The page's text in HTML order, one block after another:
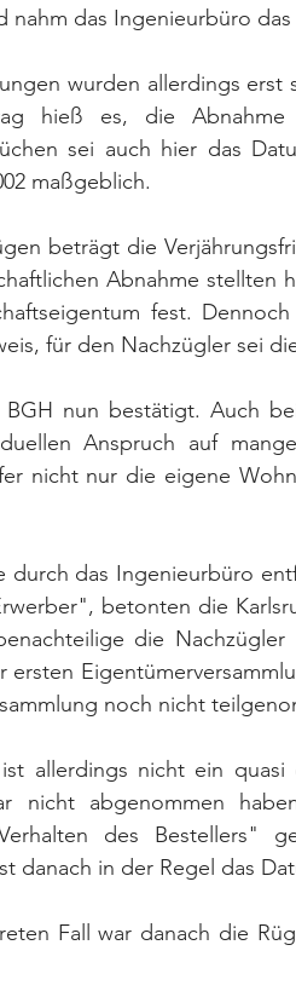
nahm das Ingenieurbüro
wurden allerdings erst
hieß es, die
sei auch hier das
maßgeblich.
beträgt die
Abnahme stellten
fest.
für den Nachzügler sei
nun bestätigt. Auch
Anspruch auf
nicht nur die eigene
durch das Ingenieurbüro
betonten die
die
ersten
noch nicht
ist allerdings nicht ein
nicht abgenommen
des Bestellers"
danach in der Regel das
Fall war danach die